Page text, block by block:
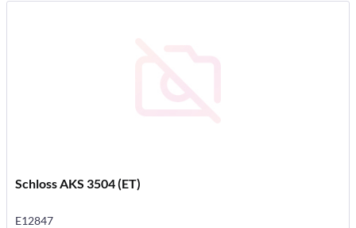
Schloss AKS 3504 (ET)
E12847